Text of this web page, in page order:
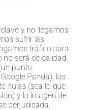
y no llegamos
sufrir las
tráfico para
no será de calidad,
punto
Panda), las
nulas (sea lo que
y la imagen de
perjudicada.